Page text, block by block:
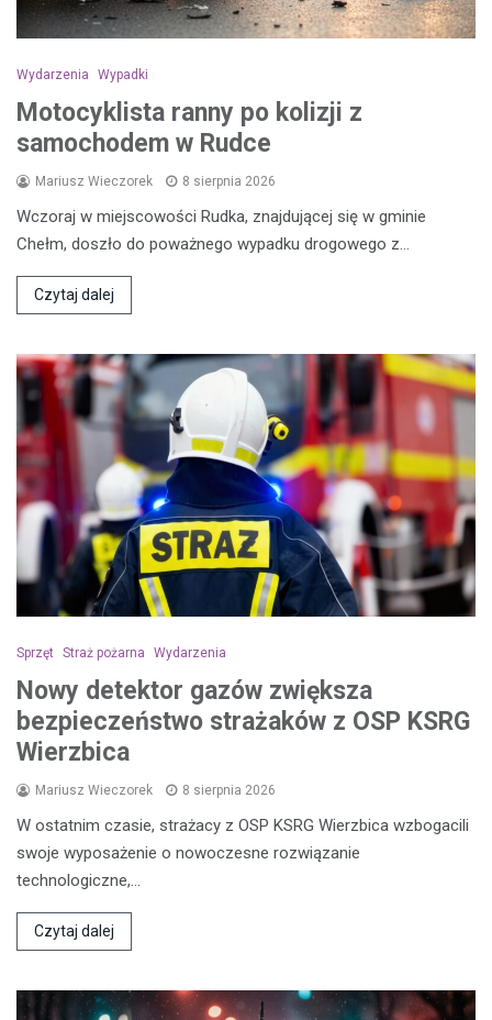
Wydarzenia Wypadki
Motocyklista ranny po kolizji z
samochodem w Rudce
Mariusz Wieczorek 8 sierpnia 2026
Wczoraj w miejscowości Rudka, znajdującej się w gminie
Chełm, doszło do poważnego wypadku drogowego z…
Czytaj dalej
Sprzęt Straż pożarna Wydarzenia
Nowy detektor gazów zwiększa
bezpieczeństwo strażaków z OSP KSRG
Wierzbica
Mariusz Wieczorek 8 sierpnia 2026
W ostatnim czasie, strażacy z OSP KSRG Wierzbica wzbogacili
swoje wyposażenie o nowoczesne rozwiązanie
technologiczne,…
Czytaj dalej